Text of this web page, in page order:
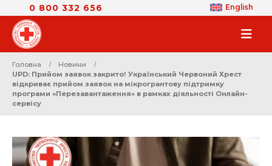
0 800 332 656 English
Головна
Новини
UPD: Прийом заявок закрито! Український Червоний Хрест
відкриває прийом заявок на мікрогрантову підтримку
програми «Перезавантаження» в рамках діяльності Онлайн-
сервісу